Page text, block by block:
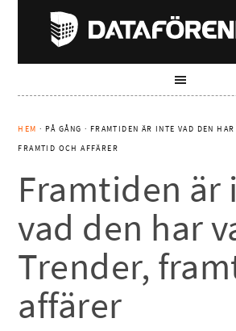
HEM · PÅ GÅNG · FRAMTIDEN ÄR INTE VAD DEN
FRAMTID OCH AFFÄRER
Framtiden är
vad den har
Trender,
affärer